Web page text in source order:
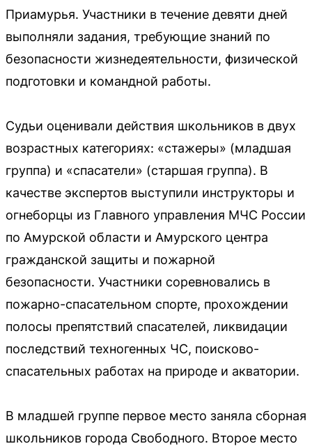
Приамурья. Участники в течение девяти дней
выполняли задания, требующие знаний по
безопасности жизнедеятельности, физической
подготовки и командной работы.
Судьи оценивали действия школьников в двух
возрастных категориях: «стажеры» (младшая
группа) и «спасатели» (старшая группа). В
качестве экспертов выступили инструкторы и
огнеборцы из Главного управления МЧС России
по Амурской области и Амурского центра
гражданской защиты и пожарной
безопасности. Участники соревновались в
пожарно-спасательном спорте, прохождении
полосы препятствий спасателей, ликвидации
последствий техногенных ЧС, поисково-
спасательных работах на природе и акватории.
В младшей группе первое место заняла сборная
школьников города Свободного. Второе место